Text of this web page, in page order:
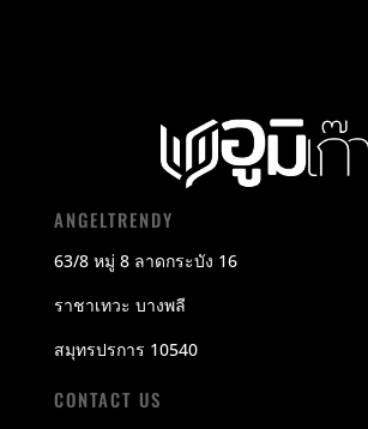
ANGELTRENDY
63/8 หมู่ 8 ลาดกระบัง 16
ราชาเทวะ บางพลี
สมุทรปรการ 10540
CONTACT US